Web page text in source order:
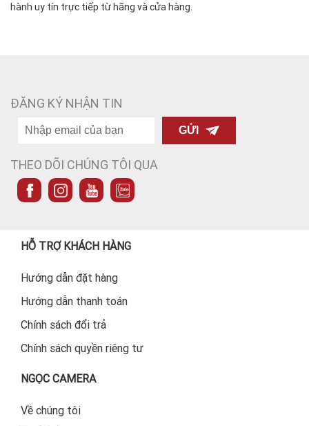
hành uy tín trực tiếp từ hãng và cửa hàng.
ĐĂNG KÝ NHẬN TIN
GỬI
THEO DÕI CHÚNG TÔI QUA
HỖ TRỢ KHÁCH HÀNG
Hướng dẫn đặt hàng
Hướng dẫn thanh toán
Chính sách đổi trả
Chính sách quyền riêng tư
NGỌC CAMERA
Về chúng tôi